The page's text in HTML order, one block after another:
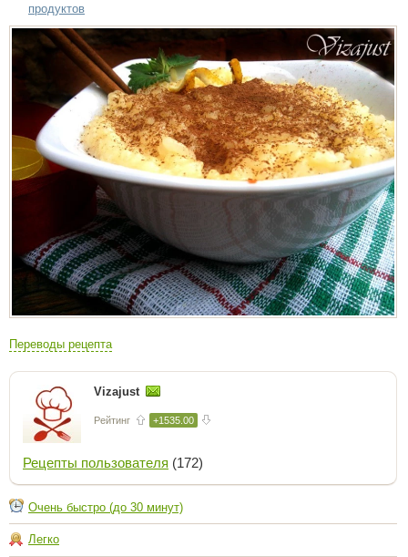
продуктов
Переводы рецепта
Vizajust
Рейтинг +1535.00
Рецепты пользователя (172)
Очень быстро (до 30 минут)
Легко